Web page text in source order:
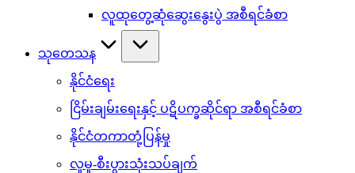
လူထုတွေ့ဆုံဆွေးနွေးပွဲ အစီရင်ခံစာ
သုတေသန
နိုင်ငံရေး
ငြိမ်းချမ်းရေးနှင့် ပဋိပက္ခဆိုင်ရာ အစီရင်ခံစာ
နိုင်ငံတကာတုံ့ပြန်မှု
လူမှု-စီးပွားသုံးသပ်ချက်